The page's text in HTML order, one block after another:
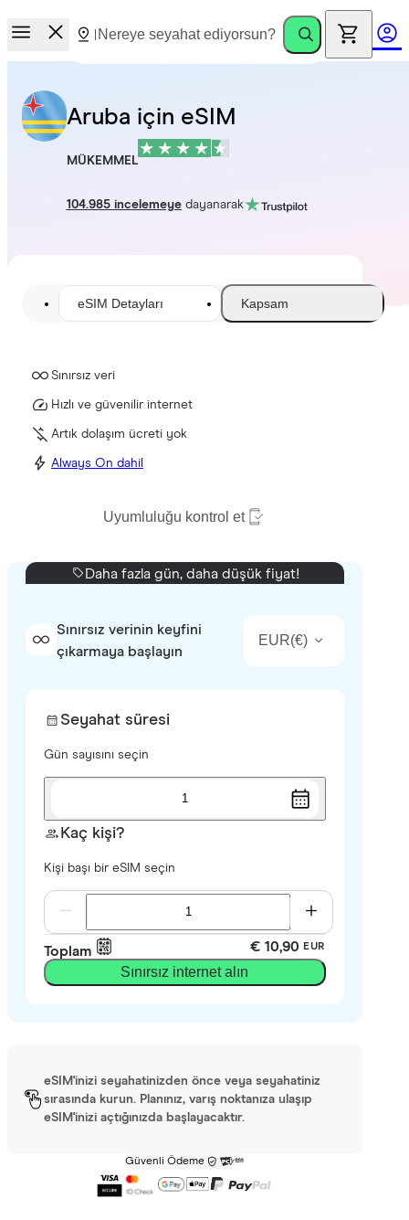
Aruba için eSIM
MÜKEMMEL
104.985 incelemeyedayanarak
eSIM Detayları Kapsam
Sınırsız veri
Hızlı ve güvenilir internet
Artık dolaşım ücreti yok
Always On dahil
Uyumluluğu kontrol et
Daha fazla gün, daha düşük fiyat!
Sınırsız verinin keyfini
çıkarmaya başlayın
EUR(€)
Seyahat süresi
Gün sayısını seçin
1
Kaç kişi?
Kişi başı bir eSIM seçin
Toplam € 10,90 EUR
Sınırsız internet alın
eSIM'inizi seyahatinizden önce veya seyahatiniz
sırasında kurun. Planınız, varış noktanıza ulaşıp
eSIM'inizi açtığınızda başlayacaktır.
Güvenli Ödeme